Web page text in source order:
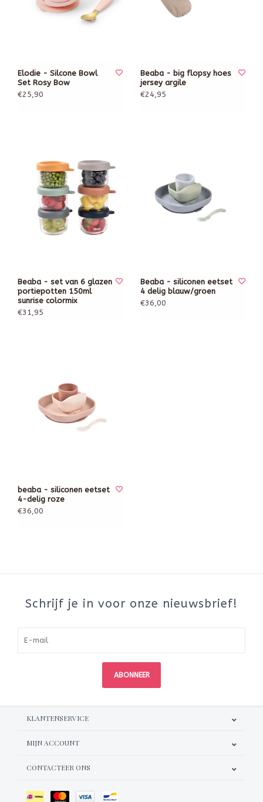
Elodie - Silcone Bowl
Set Rosy Bow
€25,90
Beaba - big flopsy hoes
jersey argile
€24,95
Beaba - set van 6 glazen
portiepotten 150ml
sunrise colormix
€31,95
Beaba - siliconen eetset
4 delig blauw/groen
€36,00
beaba - siliconen eetset
4-delig roze
€36,00
Schrijf je in voor onze nieuwsbrief!
ABONNEER
KLANTENSERVICE
MIJN ACCOUNT
CONTACTEER ONS